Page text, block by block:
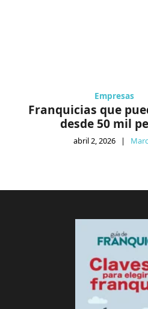
Empresas
Franquicias que
desde 50 mil
abril 2, 2026 |